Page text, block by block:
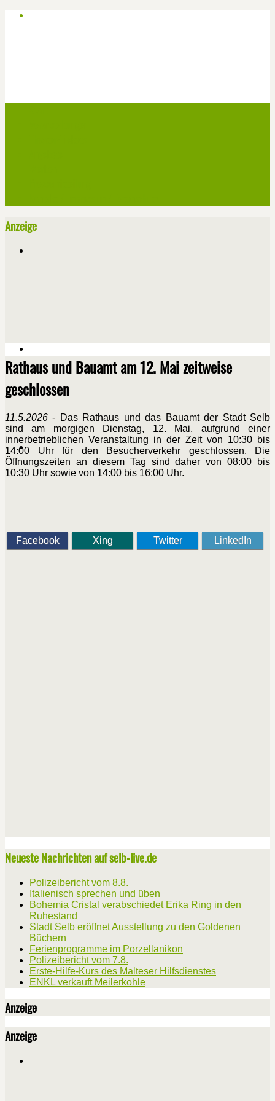
Anzeige
Rathaus und Bauamt am 12. Mai zeitweise
geschlossen
11.5.2026 - Das Rathaus und das Bauamt der Stadt Selb
sind am morgigen Dienstag, 12. Mai, aufgrund einer
innerbetrieblichen Veranstaltung in der Zeit von 10:30 bis
14:00 Uhr für den Besucherverkehr geschlossen. Die
Öffnungszeiten an diesem Tag sind daher von 08:00 bis
10:30 Uhr sowie von 14:00 bis 16:00 Uhr.
Facebook Xing Twitter LinkedIn
Neueste Nachrichten auf selb-live.de
Polizeibericht vom 8.8.
Italienisch sprechen und üben
Bohemia Cristal verabschiedet Erika Ring in den
Ruhestand
Stadt Selb eröffnet Ausstellung zu den Goldenen
Büchern
Ferienprogramme im Porzellanikon
Polizeibericht vom 7.8.
Erste-Hilfe-Kurs des Malteser Hilfsdienstes
ENKL verkauft Meilerkohle
Anzeige
Anzeige